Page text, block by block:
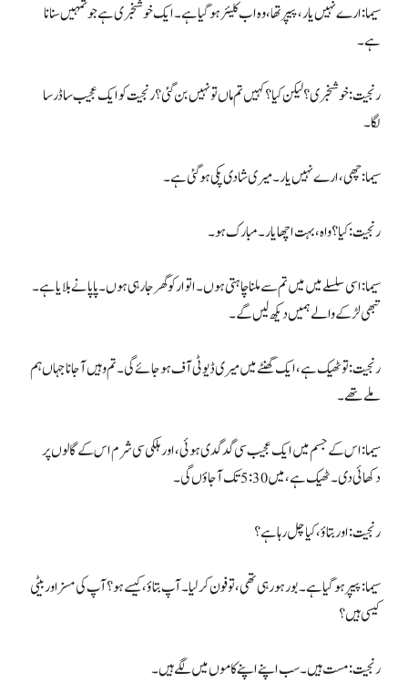
سیما: ارے نہیں یار، پیپر تھا، وہ اب کلیئر ہوگیا ہے۔ ایک خوشخبری ہے جو تمہیں سنانا
ہے۔
رنجیت: خوشخبری؟ لیکن کیا؟ کہیں تم ماں تو نہیں بن گئی؟ رنجیت کو ایک عجیب سا ڈر سا
لگا۔
سیما: چھی، ارے نہیں یار۔ میری شادی پکی ہوگئی ہے۔
رنجیت: کیا؟ واہ، بہت اچھا یار۔ مبارک ہو۔
سیما: اسی سلسلے میں میں تم سے ملنا چاہتی ہوں۔ اتوار کو گھر جا رہی ہوں۔ پاپا نے بلایا ہے۔
تبھی لڑکے والے ہمیں دیکھ لیں گے۔
رنجیت: تو ٹھیک ہے، ایک گھنٹے میں میری ڈیوٹی آف ہوجائے گی۔ تم وہیں آجانا جہاں ہم
ملے تھے۔
سیما: اس کے جسم میں ایک عجیب سی گدگدی ہوئی، اور ہلکی سی شرم اس کے گالوں پر
دکھائی دی۔ ٹھیک ہے، میں 5:30 تک آجاؤں گی۔
رنجیت: اور بتاؤ، کیا چل رہا ہے؟
سیما: پیپر ہوگیا ہے۔ بور ہو رہی تھی، تو فون کر لیا۔ آپ بتاؤ، کیسے ہو؟ آپ کی مسز اور بیٹی
کیسی ہیں؟
رنجیت: مست ہیں۔ سب اپنے اپنے کاموں میں لگے ہیں۔